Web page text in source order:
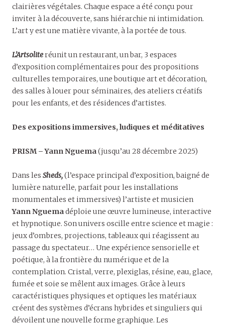
clairières végétales. Chaque espace a été conçu pour
inviter à la découverte, sans hiérarchie ni intimidation.
L’art y est une matière vivante, à la portée de tous.
L’Artsoliteréunit un restaurant, un bar, 3 espaces
d’exposition complémentaires pour des propositions
culturelles temporaires, une boutique art et décoration,
des salles à louer pour séminaires, des ateliers créatifs
pour les enfants, et des résidences d’artistes.
Des expositions immersives, ludiques et méditatives
PRISM – Yann Nguema(jusqu’au 28 décembre 2025)
Dans les Sheds,(l’espace principal d’exposition, baigné de
lumière naturelle, parfait pour les installations
monumentales et immersives) l’artiste et musicien
Yann Nguemadéploie une œuvre lumineuse, interactive
et hypnotique. Son univers oscille entre science et magie :
jeux d’ombres, projections, tableaux qui réagissent au
passage du spectateur… Une expérience sensorielle et
poétique, à la frontière du numérique et de la
contemplation. Cristal, verre, plexiglas, résine, eau, glace,
fumée et soie se mêlent aux images. Grâce à leurs
caractéristiques physiques et optiques les matériaux
créent des systèmes d’écrans hybrides et singuliers qui
dévoilent une nouvelle forme graphique. Les